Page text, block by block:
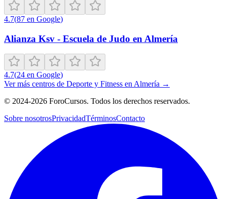
4.7(87 en Google)
Alianza Ksv - Escuela de Judo en Almería
4.7(24 en Google)
Ver más centros de Deporte y Fitness enAlmería →
© 2024-2026 ForoCursos. Todos los derechos reservados.
Sobre nosotrosPrivacidadTérminosContacto